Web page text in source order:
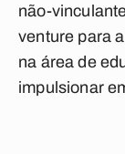
não-
venture para
na área de
impulsionar